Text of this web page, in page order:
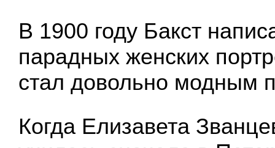
В 1900 году Бакст
парадных женских
стал довольно модным
Когда Елизавета